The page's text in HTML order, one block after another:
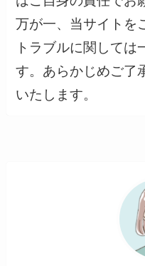
万が一、当サイトを
トラブルに関しては
す。あらかじめご了
いたします。